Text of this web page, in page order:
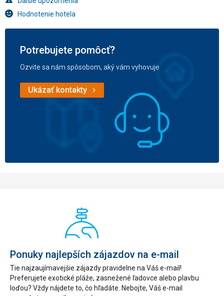
Hodnotenie hotela
Potrebujete pomôcť?
Ozvite sa nám spôsobom, aký vám vyhovuje
Ukázať kontakty
Ponuky najlepších zájazdov na e-mail
Tie najzaujímavejšie zájazdy pravidelne na Váš e-mail!
Preferujete exotické pláže, zasnežené ľadovce alebo plavbu
loďou? Vždy nájdete to, čo hľadáte. Nebojte, Váš e-mail